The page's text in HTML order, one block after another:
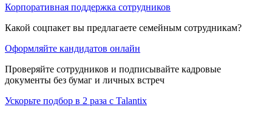
Корпоративная поддержка сотрудников
Какой соцпакет вы предлагаете семейным сотрудникам?
Оформляйте кандидатов онлайн
Проверяйте сотрудников и подписывайте кадровые
документы без бумаг и личных встреч
Ускорьте подбор в 2 раза с Talantix